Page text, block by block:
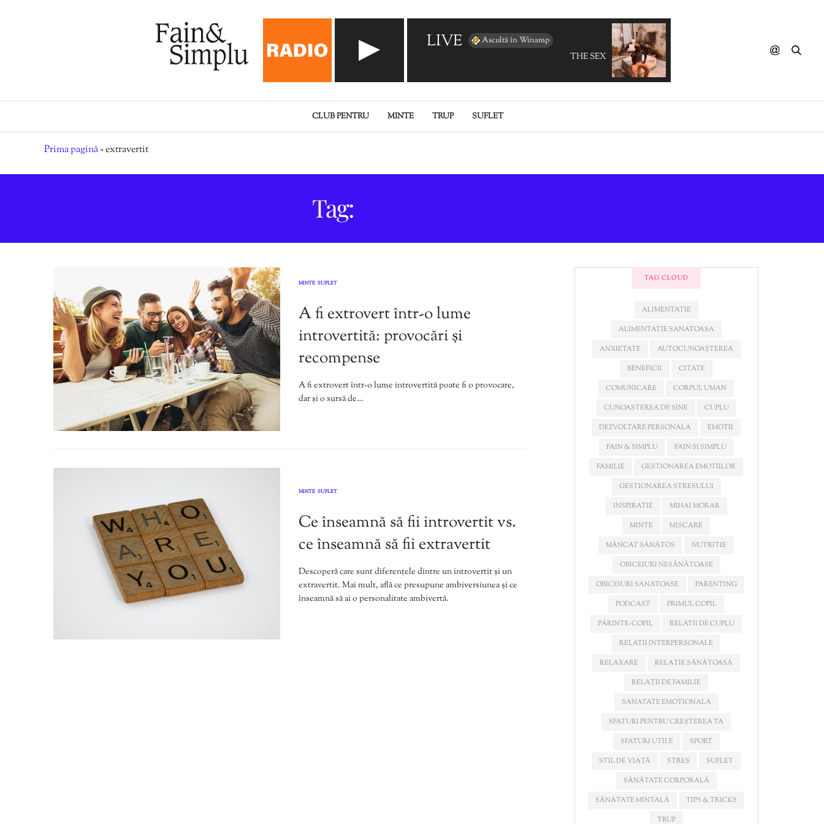
LIVE Ascultă în Winamp
THE SEXICAN - Cuarto De La Banda
CLUB PENTRU MINTE TRUP SUFLET
Prima pagină»extravertit
Tag:
MINTE SUFLET
A fi extrovert într-o lume
introvertită: provocări și
recompense
A fi extrovert într-o lume introvertită poate fi o provocare,
dar și o sursă de…
MINTE SUFLET
Ce înseamnă să fii introvertit vs.
ce înseamnă să fii extravertit
Descoperă care sunt diferențele dintre un introvertit și un
extravertit. Mai mult, află ce presupune ambiversiunea și ce
înseamnă să ai o personalitate ambivertă.
TAG CLOUD
ALIMENTATIE
ALIMENTATIE SANATOASA
ANXIETATE
AUTOCUNOAȘTEREA
BENEFICII
CITATE
COMUNICARE
CORPUL UMAN
CUNOAȘTEREA DE SINE
CUPLU
DEZVOLTARE PERSONALA
EMOTII
FAIN & SIMPLU
FAIN SI SIMPLU
FAMILIE
GESTIONAREA EMOTIILOR
GESTIONAREA STRESULUI
INSPIRATIE
MIHAI MORAR
MINTE
MISCARE
MÂNCAT SĂNĂTOS
NUTRITIE
OBICEIURI NESĂNĂTOASE
OBICEIURI SANATOASE
PARENTING
PODCAST
PRIMUL COPIL
PĂRINTE-COPIL
RELATII DE CUPLU
RELATII INTERPERSONALE
RELAXARE
RELAȚIE SĂNĂTOASĂ
RELAȚII DE FAMILIE
SANATATE EMOTIONALA
SFATURI PENTRU CREȘTEREA TA
SFATURI UTILE
SPORT
STIL DE VIAȚĂ
STRES
SUFLET
SĂNĂTATE CORPORALĂ
SĂNĂTATE MINTALĂ
TIPS & TRICKS
TRUP